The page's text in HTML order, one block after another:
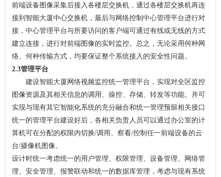
前端设备图像采集后接入各楼层交换机，通过各楼层交换机再连
接到智能大厦中心交换机，最后与网络控制中心管理平台进行对
接，中心管理平台与所要访问的客户端可通过有线或无线的方式
建立连接，进行对前端图像的实时监控。总之，无论采用何种网
络、何种传输方式，均要保证整个系统接入的安全性问题。
2.3管理平台
建设智能大厦网络视频监控统一管理平台，实现对全区监控
图像资源及其相关信息的调用、操控、存储、转发等功能。并可
实现与现有其它智能化系统的充分融合和统一管理预留相关接口
统一的管理平台建设好后，各相关负责人员可以通过办公室的计
算机可在分配的权限内切换/调用、察看/控制任一前端设备的云
台/摄像机图像。
设计时统一考虑统一的用户管理、权限管理、设备管理、网络管
理、安全管理、报警联动和统一的数据库管理，考虑与现有系统